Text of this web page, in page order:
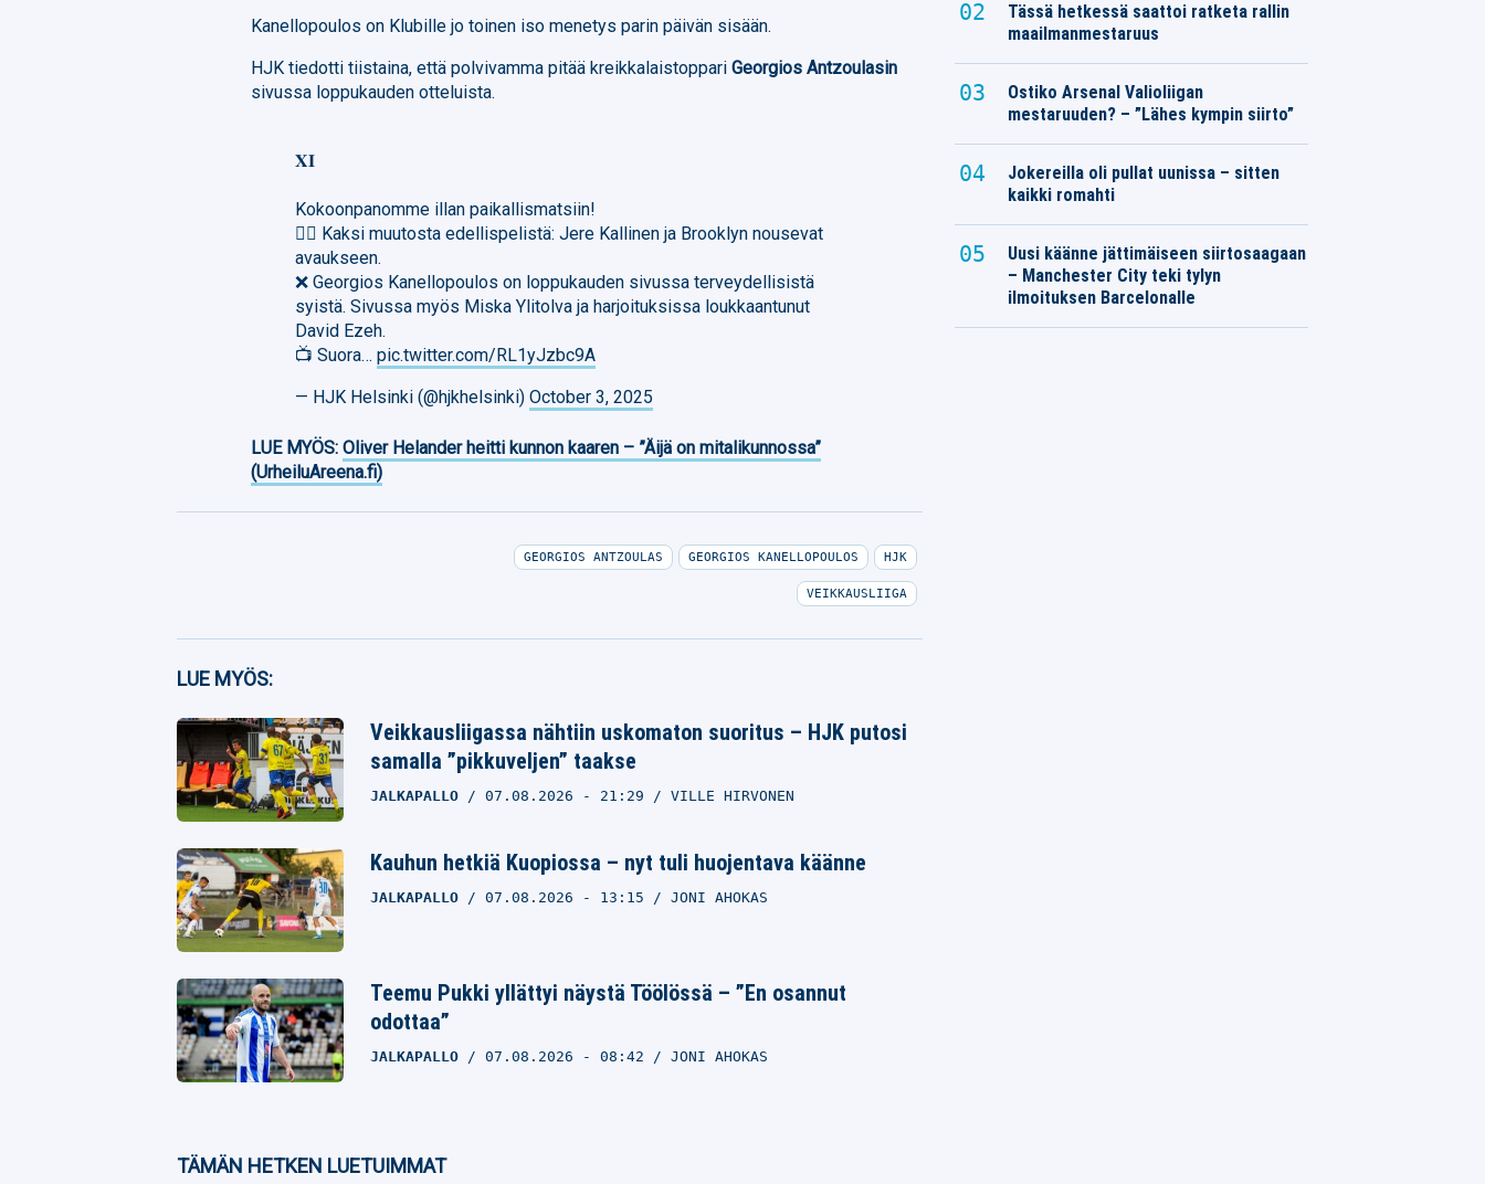
Kanellopoulos on Klubille jo toinen iso menetys parin päivän sisään.
HJK tiedotti tiistaina, että polvivamma pitää kreikkalaistoppari Georgios Antzoulasin
sivussa loppukauden otteluista.
𝐗𝐈
Kokoonpanomme illan paikallismatsiin!
✌🏻 Kaksi muutosta edellispelistä: Jere Kallinen ja Brooklyn nousevat
avaukseen.
❌ Georgios Kanellopoulos on loppukauden sivussa terveydellisistä
syistä. Sivussa myös Miska Ylitolva ja harjoituksissa loukkaantunut
David Ezeh.
📺 Suora…pic.twitter.com/RL1yJzbc9A
— HJK Helsinki (@hjkhelsinki)October 3, 2025
LUE MYÖS:Oliver Helander heitti kunnon kaaren – ”Äijä on mitalikunnossa”
(UrheiluAreena.fi)
Whatsapp
GEORGIOS ANTZOULAS GEORGIOS KANELLOPOULOS HJK
VEIKKAUSLIIGA
LUE MYÖS:
Veikkausliigassa nähtiin uskomaton suoritus – HJK putosi
samalla ”pikkuveljen” taakse
JALKAPALLO 07.08.2026 - 21:29 VILLE HIRVONEN
Kauhun hetkiä Kuopiossa – nyt tuli huojentava käänne
JALKAPALLO 07.08.2026 - 13:15 JONI AHOKAS
Teemu Pukki yllättyi näystä Töölössä – ”En osannut
odottaa”
JALKAPALLO 07.08.2026 - 08:42 JONI AHOKAS
TÄMÄN HETKEN LUETUIMMAT
Tässä hetkessä saattoi ratketa rallin
maailmanmestaruus
Ostiko Arsenal Valioliigan
mestaruuden? – ”Lähes kympin siirto”
Jokereilla oli pullat uunissa – sitten
kaikki romahti
Uusi käänne jättimäiseen siirtosaagaan
– Manchester City teki tylyn
ilmoituksen Barcelonalle